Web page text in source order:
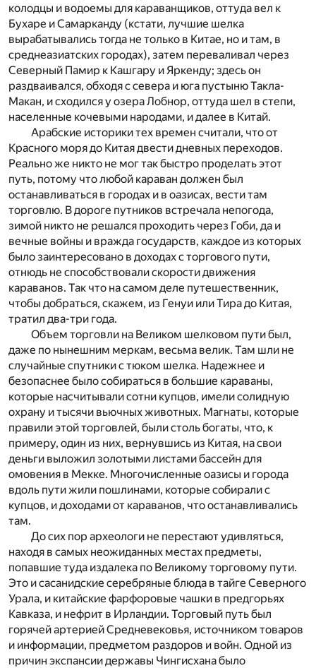
колодцы и водоемы для караванщиков, оттуда вел к
Бухаре и Самарканду (кстати, лучшие шелка
вырабатывались тогда не только в Китае, но и там, в
среднеазиатских городах), затем переваливал через
Северный Памир к Кашгару и Яркенду; здесь он
раздваивался, обходя с севера и юга пустыню Такла-
Макан, и сходился у озера Лобнор, оттуда шел в степи,
населенные кочевыми народами, и далее в Китай.
Арабские историки тех времен считали, что от
Красного моря до Китая двести дневных переходов.
Реально же никто не мог так быстро проделать этот
путь, потому что любой караван должен был
останавливаться в городах и в оазисах, вести там
торговлю. В дороге путников встречала непогода,
зимой никто не решался проходить через Гоби, да и
вечные войны и вражда государств, каждое из которых
было заинтересовано в доходах с торгового пути,
отнюдь не способствовали скорости движения
караванов. Так что на самом деле путешественник,
чтобы добраться, скажем, из Генуи или Тира до Китая,
тратил два-три года.
Объем торговли на Великом шелковом пути был,
даже по нынешним меркам, весьма велик. Там шли не
случайные спутники с тюком шелка. Надежнее и
безопаснее было собираться в большие караваны,
которые насчитывали сотни купцов, имели солидную
охрану и тысячи вьючных животных. Магнаты, которые
правили этой торговлей, были столь богаты, что, к
примеру, один из них, вернувшись из Китая, на свои
деньги выложил золотыми листами бассейн для
омовения в Мекке. Многочисленные оазисы и города
вдоль пути жили пошлинами, которые собирали с
купцов, и доходами от караванов, что останавливались
там.
До сих пор археологи не перестают удивляться,
находя в самых неожиданных местах предметы,
попавшие туда издалека по Великому торговому пути.
Это и сасанидские серебряные блюда в тайге Северного
Урала, и китайские фарфоровые чашки в предгорьях
Кавказа, и нефрит в Ирландии. Торговый путь был
горячей артерией Средневековья, источником товаров
и информации, предметом раздоров и войн. Одной из
причин экспансии державы Чингисхана было